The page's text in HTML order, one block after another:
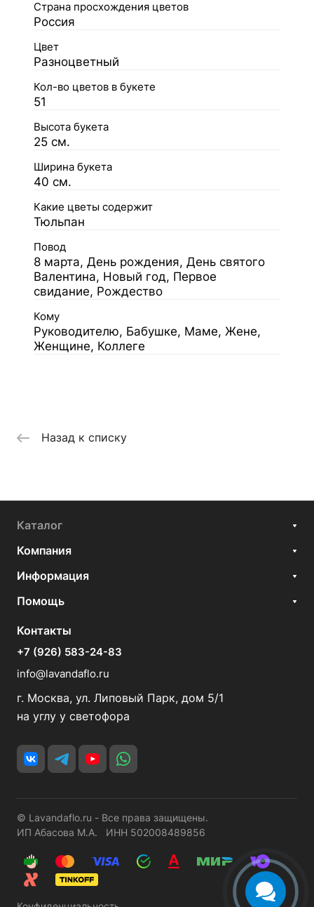
Страна просхождения цветов
Россия
Цвет
Разноцветный
Кол-во цветов в букете
51
Высота букета
25 см.
Ширина букета
40 см.
Какие цветы содержит
Тюльпан
Повод
8 марта, День рождения, День святого
Валентина, Новый год, Первое
свидание, Рождество
Кому
Руководителю, Бабушке, Маме, Жене,
Женщине, Коллеге
Назад к списку
Каталог
Компания
Информация
Помощь
Контакты
+7 (926) 583-24-83
info@lavandaflo.ru
г. Москва, ул. Липовый Парк, дом 5/1
на углу у светофора
© Lavandaflo.ru - Все права защищены.
ИП Абасова М.А. ИНН 502008489856